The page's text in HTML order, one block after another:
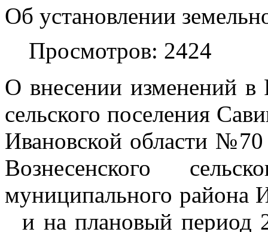
Об установлении
Просмотров: 2424
О внесении изменений в
сельского поселения
Ивановской области
Вознесенского
муниципального района
и на плановый период